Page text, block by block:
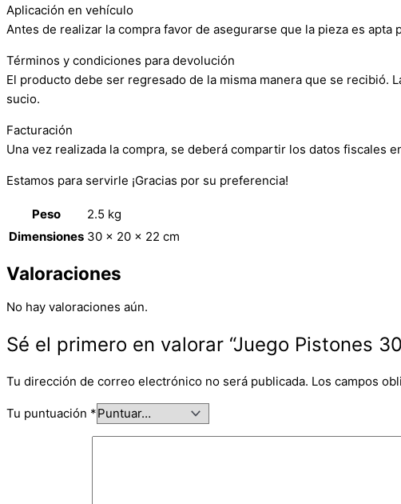
Aplicación en vehículo
Antes de realizar la compra favor de asegurarse que la pieza es
Términos y condiciones para devolución
El producto debe ser regresado de la misma manera que se recibió.
sucio.
Facturación
Una vez realizada la compra, se deberá compartir los datos fiscales
Estamos para servirle ¡Gracias por su preferencia!
Peso
2.5 kg
Dimensiones 30 × 20 × 22 cm
Valoraciones
No hay valoraciones aún.
Sé el primero en valorar “Juego Pistones
Tu dirección de correo electrónico no será publicada. Los campos
Tu puntuación *